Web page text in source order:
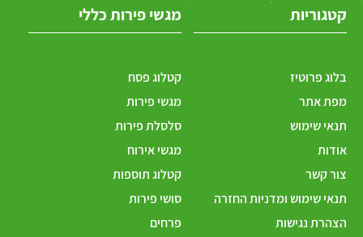
קטגוריות
בלוג פרוטיז
מפת אתר
תנאי שימוש
אודות
צור קשר
תנאי שימוש ומדניות החזרה
הצהרת נגישות
מגשי פירות כללי
קטלוג פסח
מגשי פירות
סלסלת פירות
מגשי אירוח
קטלוג תוספות
סושי פירות
פרחים